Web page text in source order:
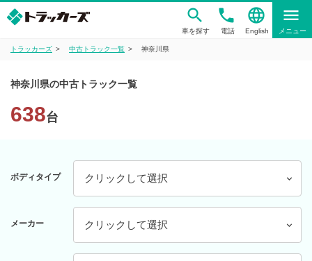
車を探す
phone
電話
language
English
menu
メニュー
トラッカーズ 中古トラック一覧 神奈川県
神奈川県の中古トラック一覧
638台
ボディタイプ クリックして選択
メーカー クリックして選択